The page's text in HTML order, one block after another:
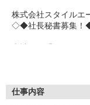
株式会社スタイルエ
◇◆社長秘書募集
ルやコスメ店舗等
《さまざまなスキル
仕事内容